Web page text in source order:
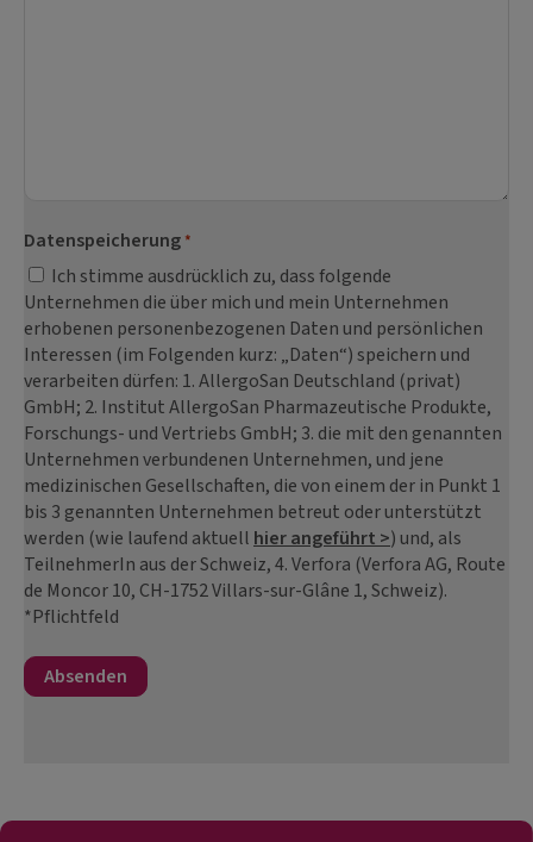
Datenspeicherung *
Ich stimme ausdrücklich zu, dass folgende
Unternehmen die über mich und mein Unternehmen
erhobenen personenbezogenen Daten und persönlichen
Interessen (im Folgenden kurz: „Daten“) speichern und
verarbeiten dürfen: 1. AllergoSan Deutschland (privat)
GmbH; 2. Institut AllergoSan Pharmazeutische Produkte,
Forschungs- und Vertriebs GmbH; 3. die mit den genannten
Unternehmen verbundenen Unternehmen, und jene
medizinischen Gesellschaften, die von einem der in Punkt 1
bis 3 genannten Unternehmen betreut oder unterstützt
werden (wie laufend aktuellhier angeführt >) und, als
TeilnehmerIn aus der Schweiz, 4. Verfora (Verfora AG, Route
de Moncor 10, CH-1752 Villars-sur-Glâne 1, Schweiz).
*Pflichtfeld